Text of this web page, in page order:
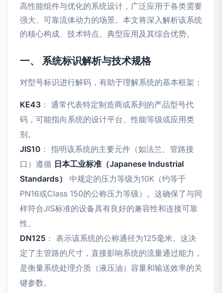
高性能组件与优化的系统设计，广泛应用于各类需要
强大、可靠流体动力的场景。本文将深入解析该系统
的核心构成、技术特点、典型应用及其综合优势。
一、 系统标识解析与技术规格
对型号标识进行解码，有助于理解系统的基本框架：
KE43 ： 通常代表特定制造商或系列的产品型号代
码，可能指向系统的设计平台、性能等级或应用类
别。
JIS10 ： 指明该系统的主要元件（如法兰、管路接
口）遵循 日本工业标准（Japanese Industrial
Standards）
中规定的压力等级为10K（约等于
PN16或Class 150的公称压力等级）。这确保了与同
样符合JIS标准的设备具有良好的兼容性和连接可靠
性。
DN125 ： 表示该系统的公称通径为125毫米。这决
定了主管路的尺寸，直接影响系统的流量通过能力，
是衡量系统处理介质（液压油）容量和输送效率的关
键参数。